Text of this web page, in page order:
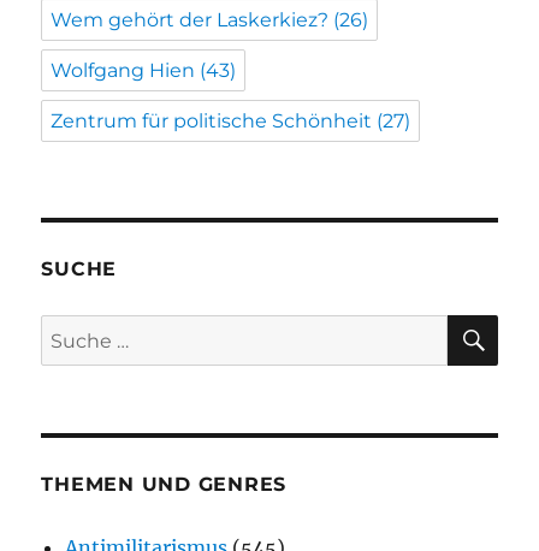
Wem gehört der Laskerkiez? (26)
Wolfgang Hien (43)
Zentrum für politische Schönheit (27)
SUCHE
Suche
nach:
THEMEN UND GENRES